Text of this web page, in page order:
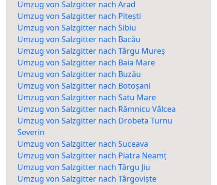
Umzug von Salzgitter nach Arad
Umzug von Salzgitter nach Pitești
Umzug von Salzgitter nach Sibiu
Umzug von Salzgitter nach Bacău
Umzug von Salzgitter nach Târgu Mureș
Umzug von Salzgitter nach Baia Mare
Umzug von Salzgitter nach Buzău
Umzug von Salzgitter nach Botoșani
Umzug von Salzgitter nach Satu Mare
Umzug von Salzgitter nach Râmnicu Vâlcea
Umzug von Salzgitter nach Drobeta Turnu
Severin
Umzug von Salzgitter nach Suceava
Umzug von Salzgitter nach Piatra Neamț
Umzug von Salzgitter nach Târgu Jiu
Umzug von Salzgitter nach Târgoviște